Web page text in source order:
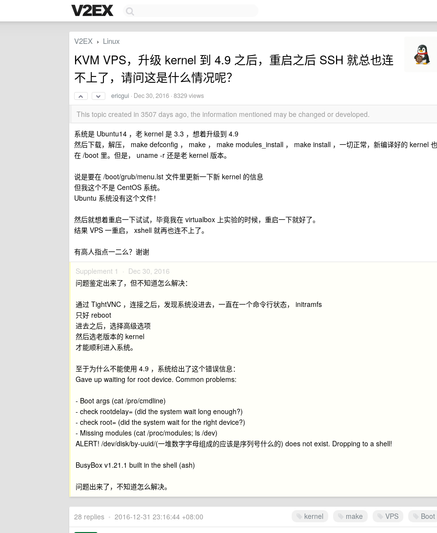
V2EX › Linux
KVM VPS，升级 kernel 到 4.9 之后，重启之后 SSH 就总也连
不上了，请问这是什么情况呢？
ericgui · Dec 30, 2016 · 8329 views
This topic created in 3507 days ago, the information mentioned may be changed or developed.
系统是 Ubuntu14 ，老 kernel 是 3.3 ，想着升级到 4.9
然后下载，解压， make defconfig ， make ， make modules_install ， make install ，一切正常，新编译好的 kernel 也
在 /boot 里。但是， uname -r 还是老 kernel 版本。
说是要在 /boot/grub/menu.lst 文件里更新一下新 kernel 的信息
但我这个不是 CentOS 系统。
Ubuntu 系统没有这个文件！
然后就想着重启一下试试，毕竟我在 virtualbox 上实验的时候，重启一下就好了。
结果 VPS 一重启， xshell 就再也连不上了。
有高人指点一二么？谢谢
Supplement 1 · Dec 30, 2016
问题鉴定出来了，但不知道怎么解决：
通过 TightVNC ，连接之后，发现系统没进去，一直在一个命令行状态， initramfs
只好 reboot
进去之后，选择高级选项
然后选老版本的 kernel
才能顺利进入系统。
至于为什么不能使用 4.9 ，系统给出了这个错误信息：
Gave up waiting for root device. Common problems:
- Boot args (cat /pro/cmdline)
- check rootdelay= (did the system wait long enough?)
- check root= (did the system wait for the right device?)
- Missing modules (cat /proc/modules; ls /dev)
ALERT! /dev/disk/by-uuid/(一堆数字字母组成的应该是序列号什么的) does not exist. Dropping to a shell!
BusyBox v1.21.1 built in the shell (ash)
问题出来了，不知道怎么解决。
kernel make VPS Boot
28 replies • 2016-12-31 23:16:44 +08:00